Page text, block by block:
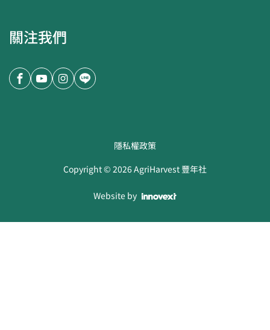
關注我們
隱私權政策
Copyright ©2026AgriHarvest 豐年社
Website by